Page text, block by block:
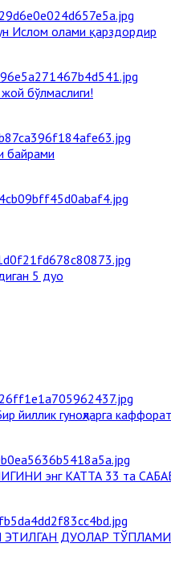
Ислом олами қарздордир
бўлмаслиги!
байрами
5 дуо
йиллик гуноҳларга
энг КАТТА 33 та
ЭТИЛГАН ДУОЛАР ТЎПЛАМИ